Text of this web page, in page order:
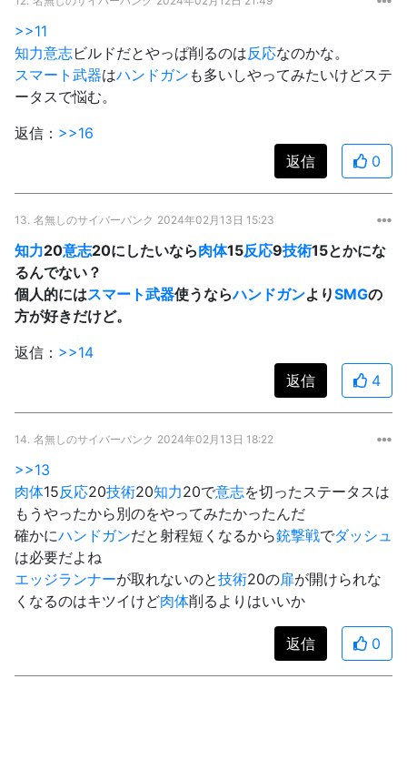
>>11
知力意志ビルドだとやっぱ削るのは反応なのかな。
スマート武器はハンドガン も多いしやってみたいけどステ
ータスで悩む。
返信： >>16
返信
0
13. 名無しのサイバーパンク 2024年02月13日 15:23
知力20意志20にしたいなら肉体15反応9技術15とかにな
るんでない？
個人的にはスマート武器使うならハンドガンよりSMGの
方が好きだけど。
返信： >>14
返信
4
14. 名無しのサイバーパンク 2024年02月13日 18:22
>>13
肉体15反応20技術20知力20で意志を切ったステータスは
もうやったから別のをやってみたかったんだ
確かにハンドガンだと射程短くなるから銃撃戦でダッシュ
は必要だよね
エッジランナーが取れないのと技術20の扉が開けられな
くなるのはキツイけど肉体削るよりはいいか
返信 0